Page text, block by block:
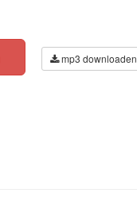
mp3 downloaden